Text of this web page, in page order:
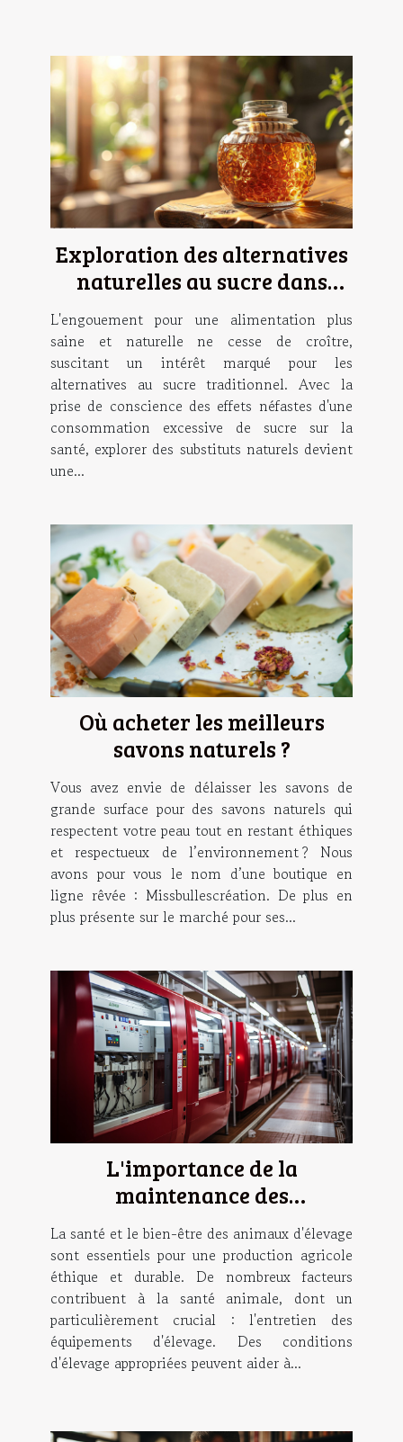
Exploration des alternatives
naturelles au sucre dans
l'alimentation
L'engouement pour une alimentation plus
saine et naturelle ne cesse de croître,
suscitant un intérêt marqué pour les
alternatives au sucre traditionnel. Avec la
prise de conscience des effets néfastes d'une
consommation excessive de sucre sur la
santé, explorer des substituts naturels devient
une...
Où acheter les meilleurs
savons naturels ?
Vous avez envie de délaisser les savons de
grande surface pour des savons naturels qui
respectent votre peau tout en restant éthiques
et respectueux de l’environnement ? Nous
avons pour vous le nom d’une boutique en
ligne rêvée : Missbullescréation. De plus en
plus présente sur le marché pour ses...
L'importance de la
maintenance des
équipements d'élevage pour
la santé animale
La santé et le bien-être des animaux d'élevage
sont essentiels pour une production agricole
éthique et durable. De nombreux facteurs
contribuent à la santé animale, dont un
particulièrement crucial : l'entretien des
équipements d'élevage. Des conditions
d'élevage appropriées peuvent aider à...